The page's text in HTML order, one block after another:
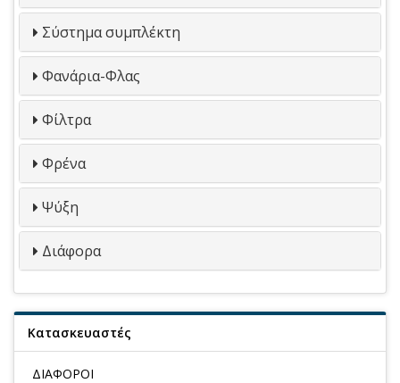
Σύστημα συμπλέκτη
Φανάρια-Φλας
Φίλτρα
Φρένα
Ψύξη
Διάφορα
Κατασκευαστές
ΔΙΑΦΟΡΟΙ